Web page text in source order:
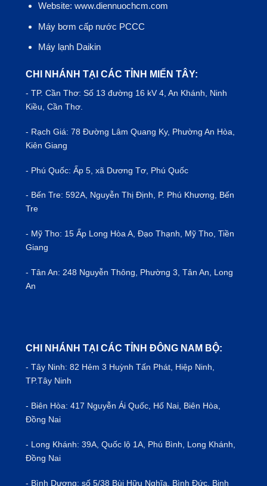
Website: www.diennuochcm.com
Máy bơm cấp nước PCCC
Máy lạnh Daikin
CHI NHÁNH TẠI CÁC TỈNH MIẾN TÂY:
- TP.Cần Thơ: Số 13 đường 16 kV 4, An Khánh, Ninh
Kiều, Cần Thơ.
- Rạch Giá: 78 Đường Lâm Quang Ky, Phường An Hòa,
Kiên Giang
- Phú Quốc: Ấp 5, xã Dương Tơ, Phú Quốc
- Bến Tre: 592A, Nguyễn Thị Định, P. Phú Khương, Bến
Tre
- Mỹ Tho: 15 Ấp Long Hòa A, Đạo Thạnh, Mỹ Tho, Tiền
Giang
- Tân An: 248 Nguyễn Thông, Phường 3, Tân An, Long
An
CHI NHÁNH TẠI CÁC TỈNH ĐÔNG NAM BỘ:
- Tây Ninh: 82 Hẻm 3 Huỳnh Tấn Phát, Hiệp Ninh,
TP.Tây Ninh
- Biên Hòa: 417 Nguyễn Ái Quốc, Hố Nai, Biên Hòa,
Đồng Nai
- Long Khánh: 39A, Quốc lộ 1A, Phú Bình, Long Khánh,
Đồng Nai
- Bình Dương: số 5/38 Bùi Hữu Nghĩa, Bình Đức, Binh